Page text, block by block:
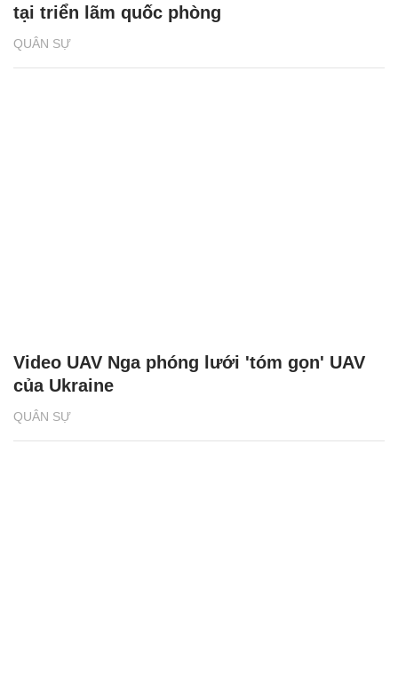
QUÂN SỰ
tại triển lãm quốc phòng
QUÂN SỰ
Video UAV Nga phóng lưới 'tóm gọn' UAV
của Ukraine